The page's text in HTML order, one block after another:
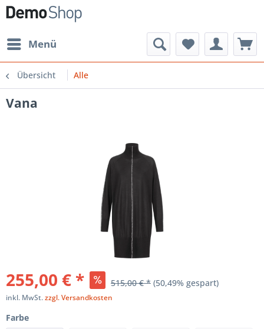
Menü
Übersicht Alle
Vana
255,00 € * 515,00 € * (50,49% gespart)
inkl. MwSt.zzgl. Versandkosten
Farbe